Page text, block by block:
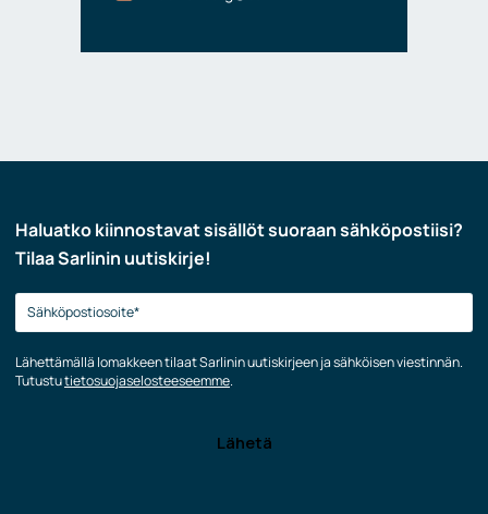
Haluatko kiinnostavat sisällöt suoraan sähköpostiisi?
Tilaa Sarlinin uutiskirje!
Lähettämällä lomakkeen tilaat Sarlinin uutiskirjeen ja sähköisen viestinnän.
Tutustutietosuojaselosteeseemme.